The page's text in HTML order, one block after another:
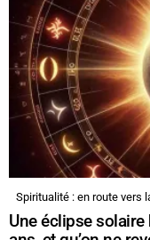
Spiritualité : en route vers
Une éclipse